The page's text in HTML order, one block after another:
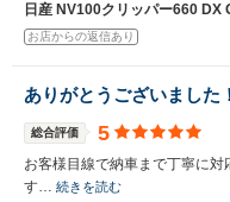
日産 NV100クリッパー660 DX
お店からの返信あり
ありがとうございました！
総合評価 5
お客様目線で納車まで丁寧に
す… 続きを読む